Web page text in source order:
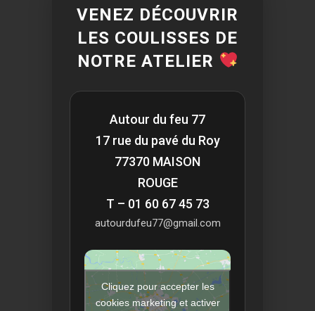
VENEZ DÉCOUVRIR
LES COULISSES DE
NOTRE ATELIER
Autour du feu 77
17 rue du pavé du Roy
77370 MAISON
ROUGE
T – 01 60 67 45 73
autourdufeu77@gmail.com
Cliquez pour accepter les
cookies marketing et activer